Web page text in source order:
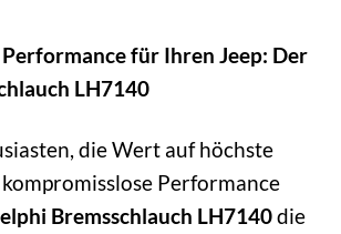
für Ihren Jeep: Der
LH7140
die Wert auf höchste
Performance
Bremsschlauch LH7140die